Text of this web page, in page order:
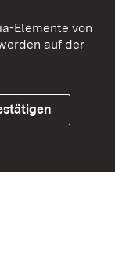
Elemente von
auf der